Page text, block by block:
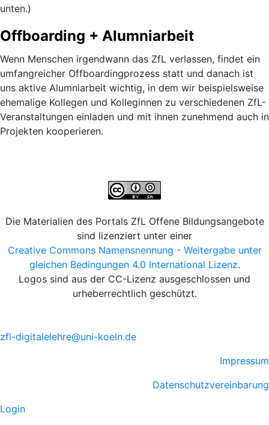
unten.)
Offboarding + Alumniarbeit
Wenn Menschen irgendwann das ZfL verlassen, findet ein
umfangreicher Offboardingprozess statt und danach ist
uns aktive Alumniarbeit wichtig, in dem wir beispielsweise
ehemalige Kollegen und Kolleginnen zu verschiedenen ZfL-
Veranstaltungen einladen und mit ihnen zunehmend auch in
Projekten kooperieren.
Die Materialien des Portals ZfL Offene Bildungsangebote
sind lizenziert unter einer
Creative Commons Namensnennung - Weitergabe unter
gleichen Bedingungen 4.0 International Lizenz.
Logos sind aus der CC-Lizenz ausgeschlossen und
urheberrechtlich geschützt.
zfl-digitalelehre@uni-koeln.de
Impressum
Datenschutzvereinbarung
Login